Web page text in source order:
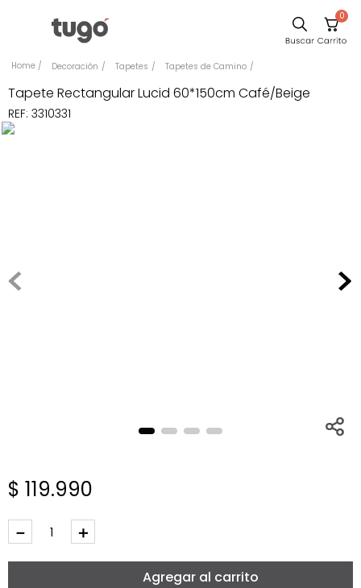
0
Decoración Tapetes Tapetes de Camino
Tapete Rectangular Lucid 60*150cm Café/Beige
REF: 3310331
$ 119.990
＋
－
Agregar al carrito
Comedor
Silla